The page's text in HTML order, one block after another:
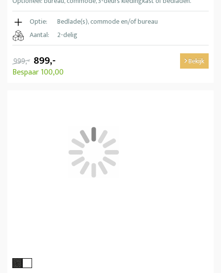
Optie:
Bedlade(s), commode en/of bureau
Aantal:
2-delig
999,- 899,-
Bespaar 100,00
Bekijk